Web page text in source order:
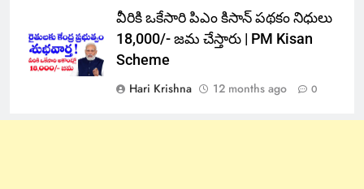
వీరికి ఒకేసారి పిఎం కిసాన్ పథకం నిధులు
18,000/- జమ చేస్తారు | PM Kisan
Scheme
Hari Krishna
12 months ago 0